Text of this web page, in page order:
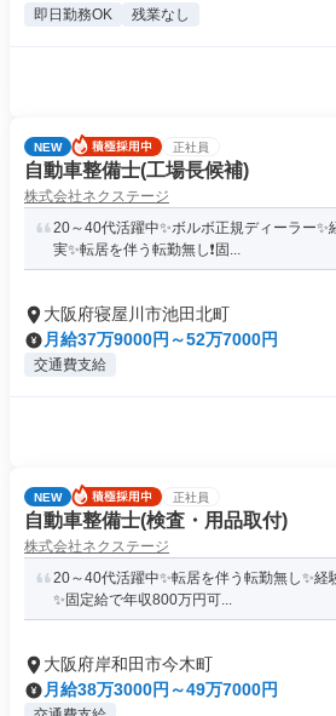
即日勤務OK 残業なし
NEW 正社員
自動車整備士(工場長候補)
株式会社ネクステージ
20～40代活躍中✨ボルボ正規ディーラー
実✨転居を伴う転勤無し❗固...
大阪府寝屋川市池田北町
月給37万9000円～52万7000円
交通費支給
NEW 正社員
自動車整備士(検査・用品取付)
株式会社ネクステージ
20～40代活躍中✨転居を伴う転勤無し✨
✨固定給で年収800万円可...
大阪府岸和田市今木町
月給38万3000円～49万7000円